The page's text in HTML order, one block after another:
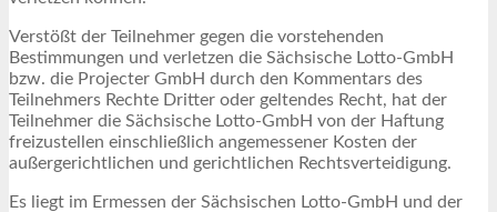
Verstößt der Teilnehmer gegen die vorstehenden
Bestimmungen und verletzen die Sächsische Lotto-GmbH
bzw. die Projecter GmbH durch den Kommentars des
Teilnehmers Rechte Dritter oder geltendes Recht, hat der
Teilnehmer die Sächsische Lotto-GmbH von der Haftung
freizustellen einschließlich angemessener Kosten der
außergerichtlichen und gerichtlichen Rechtsverteidigung.
Es liegt im Ermessen der Sächsischen Lotto-GmbH und der